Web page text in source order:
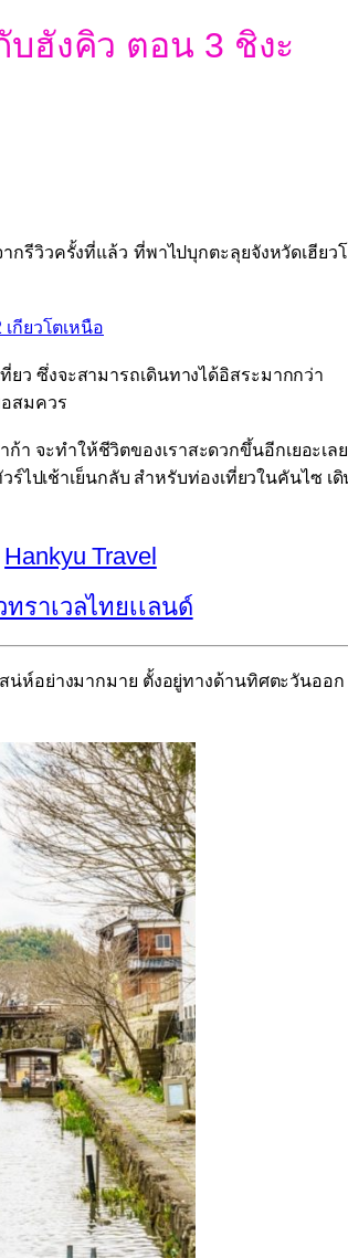
บฮังคิว ตอน 3 ชิงะ
ากรีวิวครั้งที่แล้ว ที่พาไปบุกตะลุยจังหวัดเฮียวโ
เกียวโตเหนือ
ว ซึ่งจะสามารถเดินทางได้อิสระมากกว่า
อสมควร
า จะทำให้ชีวิตของเราสะดวกขึ้นอีกเยอะเลย
ไปเช้าเย็นกลับ สำหรับท่องเที่ยวในคันไซ เดิ
Hankyu Travel
ทราเวลไทยเเลนด์
สน่ห์อย่างมากมาย ตั้งอยู่ทางด้านทิศตะวันออก